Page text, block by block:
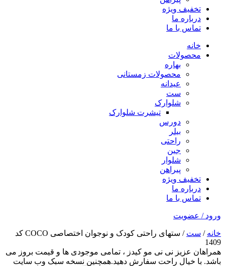
تخفیف ویژه
درباره ما
تماس با ما
خانه
محصولات
بهاره
محصولات زمستانی
عیدانه
ست
شلوارک
تیشرت شلوارک
دورس
بیلر
راحتی
جین
شلوار
پیراهن
تخفیف ویژه
درباره ما
تماس با ما
ورود / عضویت
خانه / ست
/ ستهای راحتی کودک و نوجوان اختصاصی COCO کد
1409
همراهان عزیز نی نی مو کیدز ، تمامی موجودی ها و قیمت بروز می
باشد. با خیال راحت سفارش دهید.همچنین نسخه سبک وب سایت